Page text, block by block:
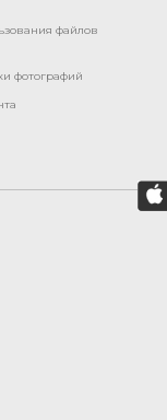
файлов
фотографий